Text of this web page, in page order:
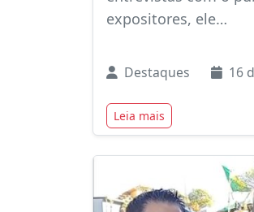
expositores, ele…
Destaques 16
Leia mais